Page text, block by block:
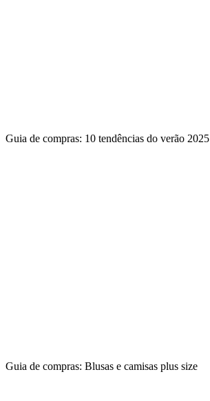
Guia de compras: 10 tendências do verão 2025
Guia de compras: Blusas e camisas plus size